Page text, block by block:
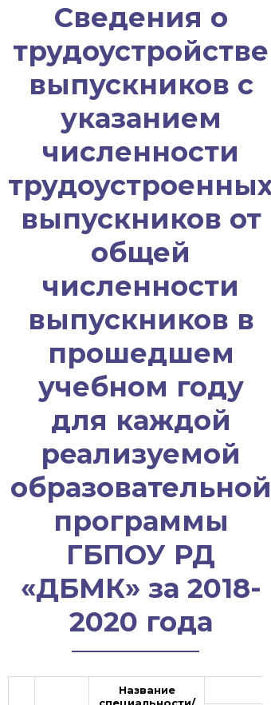
Сведения о
трудоустройстве
выпускников с
указанием
численности
трудоустроенных
выпускников от
общей
численности
выпускников в
прошедшем
учебном году
для каждой
реализуемой
образовательной
программы
ГБПОУ РД
«ДБМК» за 2018-
2020 года
Название